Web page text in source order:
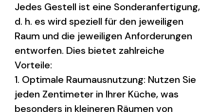
Jedes Gestell ist eine Sonderanfertigung,
d. h. es wird speziell für den jeweiligen
Raum und die jeweiligen Anforderungen
entworfen. Dies bietet zahlreiche
Vorteile:
1. Optimale Raumausnutzung: Nutzen Sie
jeden Zentimeter in Ihrer Küche, was
besonders in kleineren Räumen von